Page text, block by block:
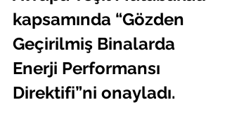
kapsamında “Gözden
Geçirilmiş Binalarda
Enerji Performansı
Direktifi”ni onayladı.